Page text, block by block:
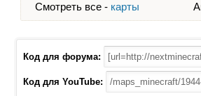
Смотреть все - карты
Код для форума:
Код для YouTube: